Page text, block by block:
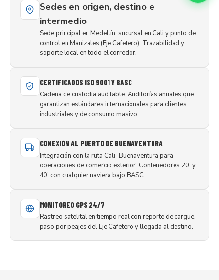
Sedes en origen, destino e
intermedio
Sede principal en Medellín, sucursal en Cali y punto de
control en Manizales (Eje Cafetero). Trazabilidad y
soporte local en todo el corredor.
CERTIFICADOS ISO 9001 Y BASC
Cadena de custodia auditable. Auditorías anuales que
garantizan estándares internacionales para clientes
industriales y de consumo masivo.
CONEXIÓN AL PUERTO DE BUENAVENTURA
Integración con la ruta Cali–Buenaventura para
operaciones de comercio exterior. Contenedores 20' y
40' con cualquier naviera bajo BASC.
MONITOREO GPS 24/7
Rastreo satelital en tiempo real con reporte de cargue,
paso por peajes del Eje Cafetero y llegada al destino.